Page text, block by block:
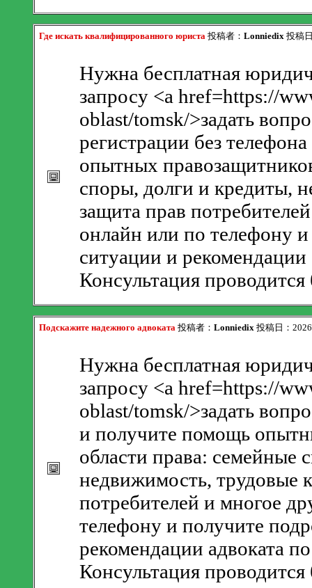
Где искать квалифицированного юриста 投稿者： Lonniedix 投稿
Нужна бесплатная
запросу <a href=https://
oblast/tomsk/>задать
регистрации без
опытных
споры, долги и кредиты,
защита прав
онлайн или по телефону
ситуации и
Консультация
Подскажите надежного адвоката 投稿者： Lonniedix 投稿日：
Нужна бесплатная
запросу <a href=https://
oblast/tomsk/>задать
и получите помощь
области права: семейные
недвижимость, трудовые
потребителей и многое
телефону и получите
рекомендации адвоката
Консультация